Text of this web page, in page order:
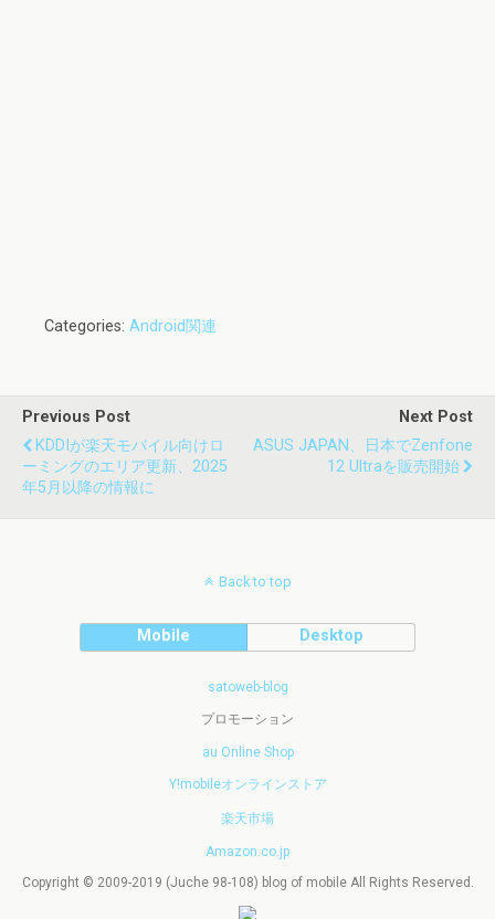
Categories: Android関連
Previous Post
KDDIが楽天モバイル向けロ
ーミングのエリア更新、2025
年5月以降の情報に
Next Post
ASUS JAPAN、日本でZenfone
12 Ultraを販売開始
Back to top
Mobile Desktop
satoweb-blog
プロモーション
au Online Shop
Y!mobileオンラインストア
楽天市場
Amazon.co.jp
Copyright © 2009-2019 (Juche 98-108) blog of mobile All Rights Reserved.